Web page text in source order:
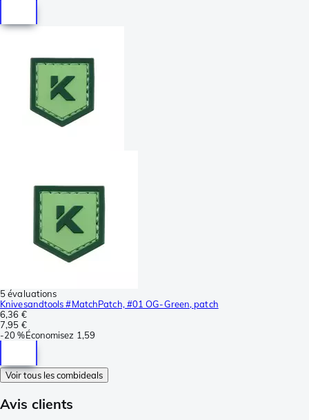
5 évaluations
Knivesandtools #MatchPatch, #01 OG-Green, patch
6,36 €
7,95 €
-20 %Économisez 1,59
Voir tous les combideals
Avis clients